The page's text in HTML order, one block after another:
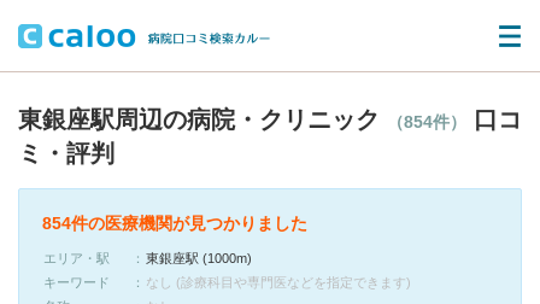
東銀座駅周辺の病院・クリニック （854件）
口コ
ミ・評判
854件の医療機関が見つかりました
エリア・駅
東銀座駅 (1000m)
キーワード
なし (診療科目や専門医などを指定できます)